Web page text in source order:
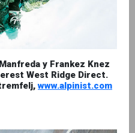
y Frankez Knez
West Ridge Direct.
www.alpinist.com